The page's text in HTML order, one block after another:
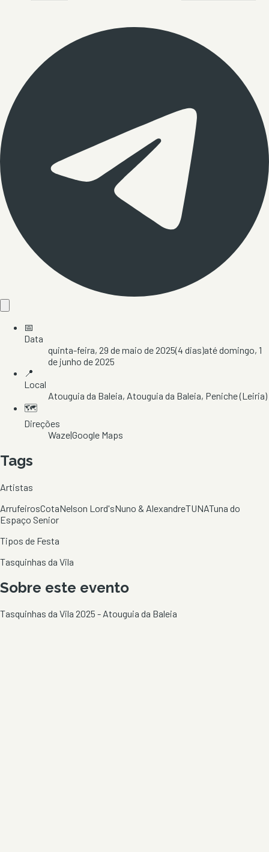
📅
Data
quinta-feira, 29 de maio de 2025(4 dias)atédomingo, 1
de junho de 2025
📍
Local
Atouguia da Baleia, Atouguia da Baleia, Peniche(Leiria)
🗺️
Direções
Waze|Google Maps
Tags
Artistas
ArrufeirosCotaNelson Lord'sNuno & AlexandreTUNATuna do
Espaço Senior
Tipos de Festa
Tasquinhas da Vila
Sobre este evento
Tasquinhas da Vila 2025 - Atouguia da Baleia